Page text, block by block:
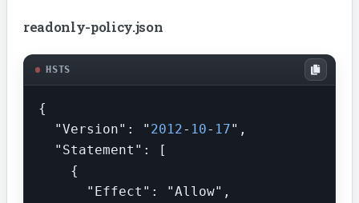
readonly-policy.json
HSTS
{
  "Version": "
2012- 10- 17",
  "Statement": [
    {
      "Effect": "Allow",